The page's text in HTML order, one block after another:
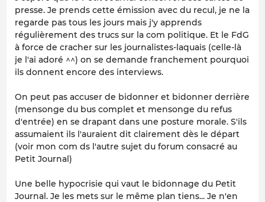
presse. Je prends cette émission avec du recul, je ne la
regarde pas tous les jours mais j'y apprends
régulièrement des trucs sur la com politique. Et le FdG
à force de cracher sur les journalistes-laquais (celle-là
je l'ai adoré ^^) on se demande franchement pourquoi
ils donnent encore des interviews.
On peut pas accuser de bidonner et bidonner derrière
(mensonge du bus complet et mensonge du refus
d'entrée) en se drapant dans une posture morale. S'ils
assumaient ils l'auraient dit clairement dès le départ
(voir mon com ds l'autre sujet du forum consacré au
Petit Journal)
Une belle hypocrisie qui vaut le bidonnage du Petit
Journal. Je les mets sur le même plan tiens... Je n'en